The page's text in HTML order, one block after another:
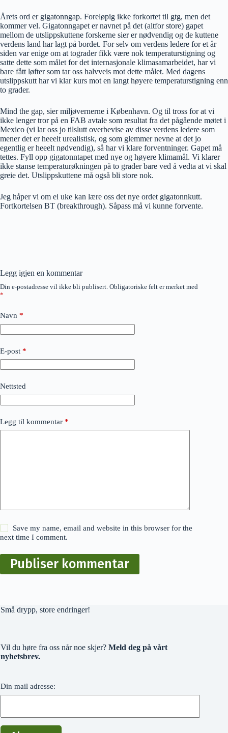
Årets ord er gigatonngap. Foreløpig ikke forkortet til gtg, men det
kommer vel. Gigatonngapet er navnet på det (altfor store) gapet
mellom de utslippskuttene forskerne sier er nødvendig og de kuttene
verdens land har lagt på bordet. For selv om verdens ledere for et år
siden var enige om at tograder fikk være nok temperaturstigning og
satte dette som målet for det internasjonale klimasamarbeidet, har vi
bare fått løfter som tar oss halvveis mot dette målet. Med dagens
utslippskutt har vi klar kurs mot en langt høyere temperaturstigning enn
to grader.
Mind the gap, sier miljøvernerne i København. Og til tross for at vi
ikke lenger tror på en FAB avtale som resultat fra det pågående møtet i
Mexico (vi lar oss jo tilslutt overbevise av disse verdens ledere som
mener det er heeelt urealistisk, og som glemmer nevne at det jo
egentlig er heeelt nødvendig), så har vi klare forventninger. Gapet må
tettes. Fyll opp gigatonntapet med nye og høyere klimamål. Vi klarer
ikke stanse temperaturøkningen på to grader bare ved å vedta at vi skal
greie det. Utslippskuttene må også bli store nok.
Jeg håper vi om ei uke kan lære oss det nye ordet gigatonnkutt.
Fortkortelsen BT (breakthrough). Såpass må vi kunne forvente.
Legg igjen en kommentar
Din e-postadresse vil ikke bli publisert. Obligatoriske felt er merket med
*
Navn *
E-post *
Nettsted
Legg til kommentar *
Save my name, email and website in this browser for the
next time I comment.
Publiser kommentar
Små drypp, store endringer!
Vil du høre fra oss når noe skjer? Meld deg på vårt
nyhetsbrev.
Din mail adresse: